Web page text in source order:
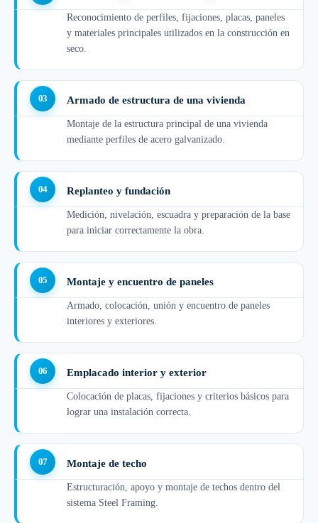
Reconocimiento de perfiles, fijaciones, placas, paneles
y materiales principales utilizados en la construcción en
seco.
Armado de estructura de una vivienda
Montaje de la estructura principal de una vivienda
mediante perfiles de acero galvanizado.
Replanteo y fundación
Medición, nivelación, escuadra y preparación de la base
para iniciar correctamente la obra.
Montaje y encuentro de paneles
Armado, colocación, unión y encuentro de paneles
interiores y exteriores.
Emplacado interior y exterior
Colocación de placas, fijaciones y criterios básicos para
lograr una instalación correcta.
Montaje de techo
Estructuración, apoyo y montaje de techos dentro del
sistema Steel Framing.